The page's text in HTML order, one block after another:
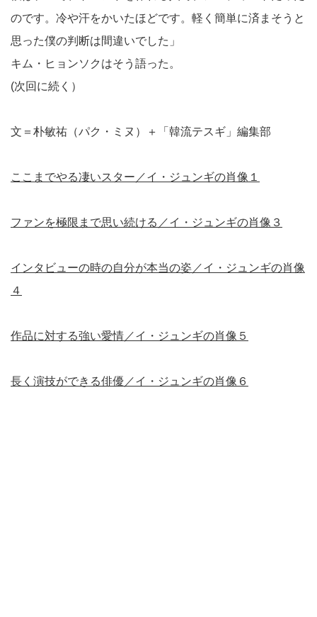
のです。冷や汗をかいたほどです。軽く簡単に済まそうと
思った僕の判断は間違いでした」
キム・ヒョンソクはそう語った。
(次回に続く）
文＝朴敏祐（パク・ミヌ）＋「韓流テスギ」編集部
ここまでやる凄いスター／イ・ジュンギの肖像１
ファンを極限まで思い続ける／イ・ジュンギの肖像３
インタビューの時の自分が本当の姿／イ・ジュンギの肖像
４
作品に対する強い愛情／イ・ジュンギの肖像５
長く演技ができる俳優／イ・ジュンギの肖像６